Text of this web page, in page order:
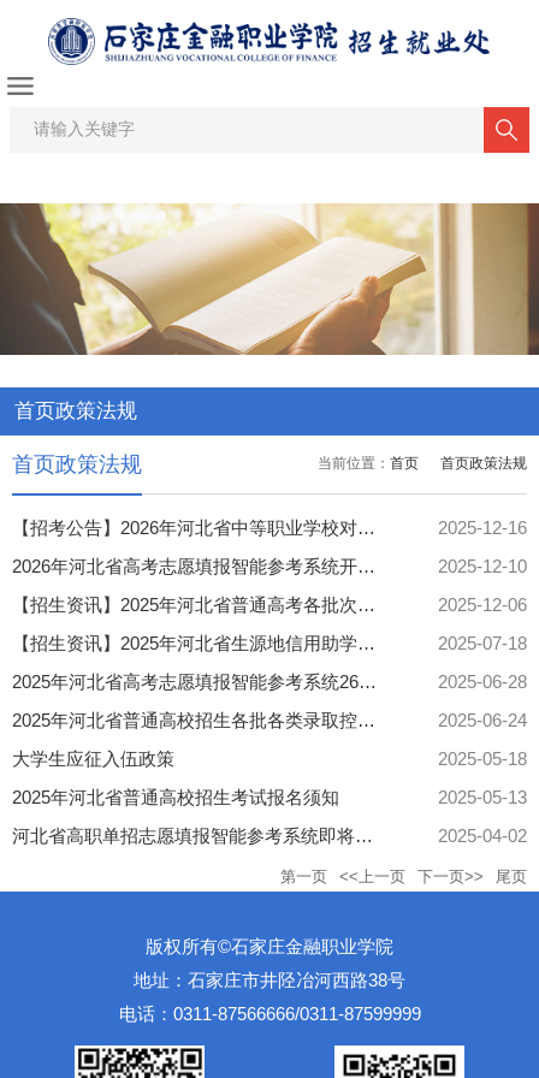
首页政策法规
当前位置： 首页 首页政策法规
首页政策法规
【招考公告】2026年河北省中等职业学校对口升学机械类、电子电工类、旅游类专业考试安...
2025-12-16
2026年河北省高考志愿填报智能参考系统开放体验公告
2025-12-10
【招生资讯】2025年河北省普通高考各批次录取时间公布
2025-12-06
【招生资讯】2025年河北省生源地信用助学贷款受理工作全面启动
2025-07-18
2025年河北省高考志愿填报智能参考系统26日起正式上线
2025-06-28
2025年河北省普通高校招生各批各类录取控制分数线
2025-06-24
大学生应征入伍政策
2025-05-18
2025年河北省普通高校招生考试报名须知
2025-05-13
河北省高职单招志愿填报智能参考系统即将上线
2025-04-02
第一页 <<上一页 下一页>> 尾页
版权所有©石家庄金融职业学院
地址：石家庄市井陉冶河西路38号
电话：0311-87566666/0311-87599999